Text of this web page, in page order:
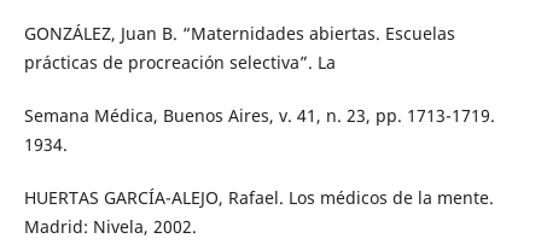
GONZÁLEZ, Juan B. “Maternidades abiertas. Escuelas
prácticas de procreación selectiva”. La
Semana Médica, Buenos Aires, v. 41, n. 23, pp. 1713-1719.
1934.
HUERTAS GARCÍA-ALEJO, Rafael. Los médicos de la mente.
Madrid: Nivela, 2002.